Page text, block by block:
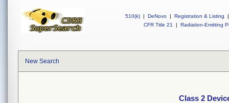
510(k) | DeNovo | Registration & Listing
|
CFR Title 21
| Radiation-Emitting
New Search
Class 2